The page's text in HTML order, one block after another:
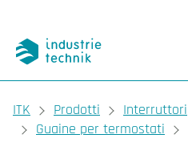
You are here:
ITK Prodotti Interruttori
Guaine per termostati